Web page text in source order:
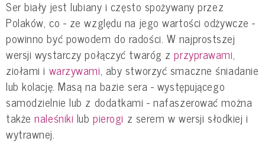
Ser biały jest lubiany i często spożywany przez
Polaków, co - ze względu na jego wartości odżywcze -
powinno być powodem do radości. W najprostszej
wersji wystarczy połączyć twaróg zprzyprawami,
ziołami i warzywami, aby stworzyć smaczne śniadanie
lub kolację. Masą na bazie sera - występującego
samodzielnie lub z dodatkami - nafaszerować można
takżenaleśniki lubpierogi z serem w wersji słodkiej i
wytrawnej.